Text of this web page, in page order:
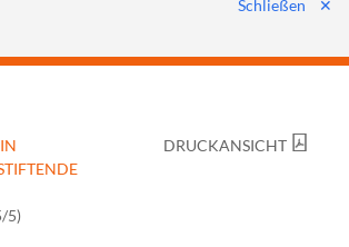
Schließen
✕
5)
DRUCKANSICHT